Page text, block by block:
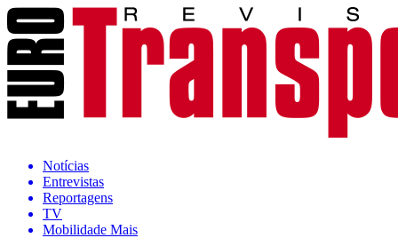
Notícias
Entrevistas
Reportagens
TV
Mobilidade Mais